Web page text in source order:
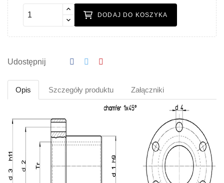
DODAJ DO KOSZYKA
Udostępnij
Opis Szczegóły produktu Załączniki